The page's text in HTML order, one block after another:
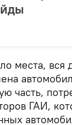
места, вся
часть,
ГАИ,